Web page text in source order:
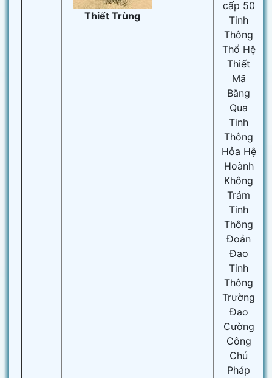
Thiết Trùng
cấp 50
Tinh
Thông
Thổ Hệ
Thiết
Mã
Băng
Qua
Tinh
Thông
Hỏa Hệ
Hoành
Không
Trảm
Tinh
Thông
Đoản
Đao
Tinh
Thông
Trường
Đao
Cường
Công
Chú
Pháp